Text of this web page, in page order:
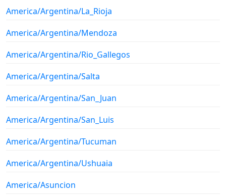
America/Argentina/La_Rioja
America/Argentina/Mendoza
America/Argentina/Rio_Gallegos
America/Argentina/Salta
America/Argentina/San_Juan
America/Argentina/San_Luis
America/Argentina/Tucuman
America/Argentina/Ushuaia
America/Asuncion